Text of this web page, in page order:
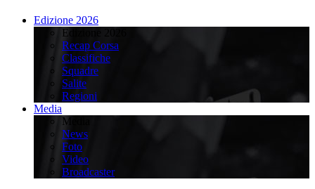
Edizione 2026
Edizione 2026
Recap Corsa
Classifiche
Squadre
Salite
Regioni
Media
Media
News
Foto
Video
Broadcaster